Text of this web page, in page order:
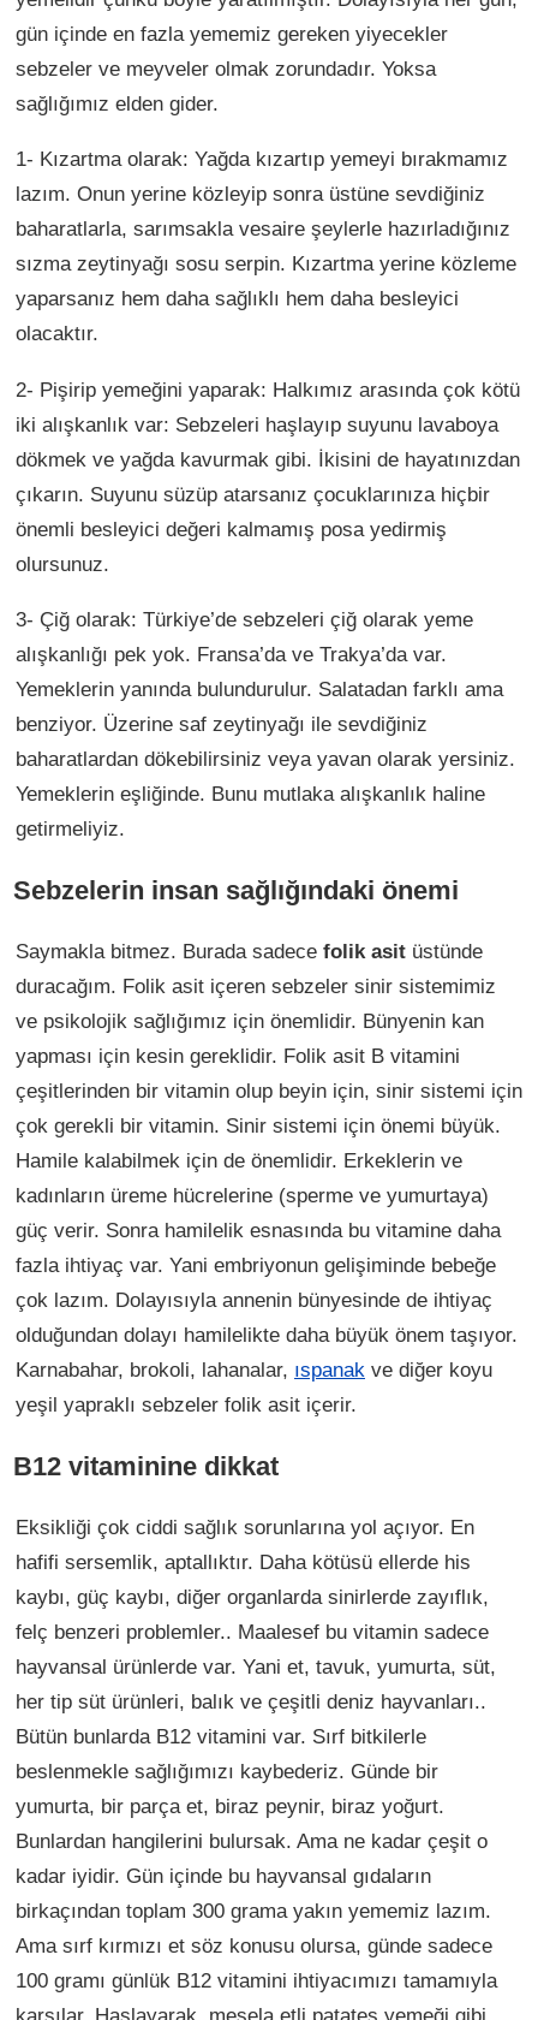
gün içinde en fazla yememiz gereken yiyecekler
sebzeler ve meyveler olmak zorundadır. Yoksa
sağlığımız elden gider.
1- Kızartma olarak: Yağda kızartıp yemeyi bırakmamız
lazım. Onun yerine közleyip sonra üstüne sevdiğiniz
baharatlarla, sarımsakla vesaire şeylerle hazırladığınız
sızma zeytinyağı sosu serpin. Kızartma yerine közleme
yaparsanız hem daha sağlıklı hem daha besleyici
olacaktır.
2- Pişirip yemeğini yaparak: Halkımız arasında çok kötü
iki alışkanlık var: Sebzeleri haşlayıp suyunu lavaboya
dökmek ve yağda kavurmak gibi. İkisini de hayatınızdan
çıkarın. Suyunu süzüp atarsanız çocuklarınıza hiçbir
önemli besleyici değeri kalmamış posa yedirmiş
olursunuz.
3- Çiğ olarak: Türkiye’de sebzeleri çiğ olarak yeme
alışkanlığı pek yok. Fransa’da ve Trakya’da var.
Yemeklerin yanında bulundurulur. Salatadan farklı ama
benziyor. Üzerine saf zeytinyağı ile sevdiğiniz
baharatlardan dökebilirsiniz veya yavan olarak yersiniz.
Yemeklerin eşliğinde. Bunu mutlaka alışkanlık haline
getirmeliyiz.
Sebzelerin insan sağlığındaki önemi
Saymakla bitmez. Burada sadece folik asit üstünde
duracağım. Folik asit içeren sebzeler sinir sistemimiz
ve psikolojik sağlığımız için önemlidir. Bünyenin kan
yapması için kesin gereklidir. Folik asit B vitamini
çeşitlerinden bir vitamin olup beyin için, sinir sistemi için
çok gerekli bir vitamin. Sinir sistemi için önemi büyük.
Hamile kalabilmek için de önemlidir. Erkeklerin ve
kadınların üreme hücrelerine (sperme ve yumurtaya)
güç verir. Sonra hamilelik esnasında bu vitamine daha
fazla ihtiyaç var. Yani embriyonun gelişiminde bebeğe
çok lazım. Dolayısıyla annenin bünyesinde de ihtiyaç
olduğundan dolayı hamilelikte daha büyük önem taşıyor.
Karnabahar, brokoli, lahanalar, ıspanak ve diğer koyu
yeşil yapraklı sebzeler folik asit içerir.
B12 vitaminine dikkat
Eksikliği çok ciddi sağlık sorunlarına yol açıyor. En
hafifi sersemlik, aptallıktır. Daha kötüsü ellerde his
kaybı, güç kaybı, diğer organlarda sinirlerde zayıflık,
felç benzeri problemler.. Maalesef bu vitamin sadece
hayvansal ürünlerde var. Yani et, tavuk, yumurta, süt,
her tip süt ürünleri, balık ve çeşitli deniz hayvanları..
Bütün bunlarda B12 vitamini var. Sırf bitkilerle
beslenmekle sağlığımızı kaybederiz. Günde bir
yumurta, bir parça et, biraz peynir, biraz yoğurt.
Bunlardan hangilerini bulursak. Ama ne kadar çeşit o
kadar iyidir. Gün içinde bu hayvansal gıdaların
birkaçından toplam 300 grama yakın yememiz lazım.
Ama sırf kırmızı et söz konusu olursa, günde sadece
100 gramı günlük B12 vitamini ihtiyacımızı tamamıyla
karşılar. Haşlayarak, mesela etli patates yemeği gibi